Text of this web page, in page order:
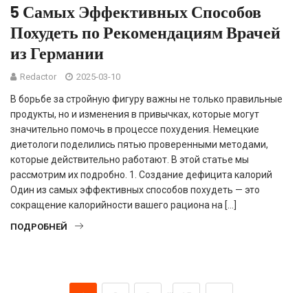
5 Самых Эффективных Способов
Похудеть по Рекомендациям Врачей
из Германии
Redactor 2025-03-10
В борьбе за стройную фигуру важны не только правильные
продукты, но и изменения в привычках, которые могут
значительно помочь в процессе похудения. Немецкие
диетологи поделились пятью проверенными методами,
которые действительно работают. В этой статье мы
рассмотрим их подробно. 1. Создание дефицита калорий
Один из самых эффективных способов похудеть — это
сокращение калорийности вашего рациона на […]
ПОДРОБНЕЙ